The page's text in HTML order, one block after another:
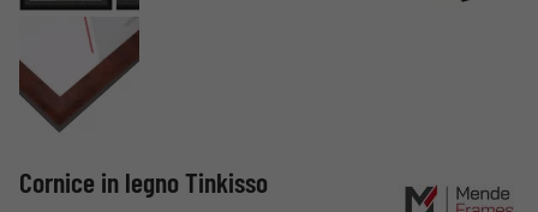
Cornice in legno Tinkisso